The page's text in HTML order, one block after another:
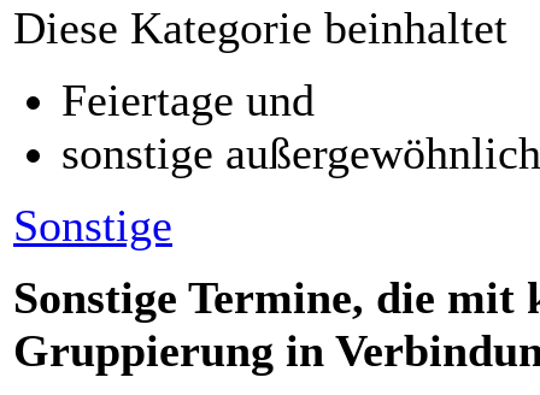
Diese Kategorie beinhaltet
Feiertage und
sonstige
Sonstige
Sonstige Termine, die mit
Gruppierung in